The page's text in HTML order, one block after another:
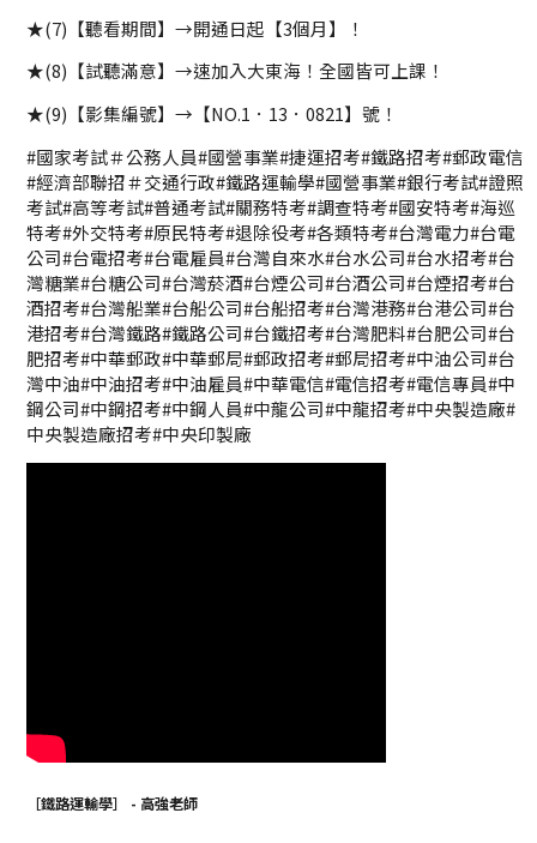
★(7)【聽看期間】→開通日起【3個月】！
★(8)【試聽滿意】→速加入大東海！全國皆可上課！
★(9)【影集編號】→【NO.1．13．0821】號！
#國家考試＃公務人員#國營事業#捷運招考#鐵路招考#郵政電信
#經濟部聯招＃交通行政#鐵路運輸學#國營事業#銀行考試#證照
考試#高等考試#普通考試#關務特考#調查特考#國安特考#海巡
特考#外交特考#原民特考#退除役考#各類特考#台灣電力#台電
公司#台電招考#台電雇員#台灣自來水#台水公司#台水招考#台
灣糖業#台糖公司#台灣菸酒#台煙公司#台酒公司#台煙招考#台
酒招考#台灣船業#台船公司#台船招考#台灣港務#台港公司#台
港招考#台灣鐵路#鐵路公司#台鐵招考#台灣肥料#台肥公司#台
肥招考#中華郵政#中華郵局#郵政招考#郵局招考#中油公司#台
灣中油#中油招考#中油雇員#中華電信#電信招考#電信專員#中
鋼公司#中鋼招考#中鋼人員#中龍公司#中龍招考#中央製造廠#
中央製造廠招考#中央印製廠
［鐵路運輸學］ - 高強老師